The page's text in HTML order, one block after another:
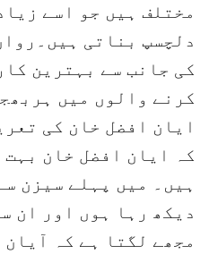
مختلف ہیں جو اسے
دلچسپ بناتی
کی جانب سے بہترین
کرنے والوں میں
ایان افضل خان کی
کہ ایان افضل خان
ہیں۔ میں پہلے سیزن
دیکھ رہا ہوں اور ان
مجھے لگتا ہے کہ